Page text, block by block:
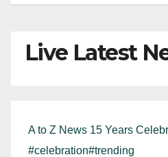
Live Latest
A to Z News 15 Years
#celebration#trending